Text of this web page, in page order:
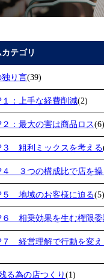
テゴリ
り言(39)
１：上手な経費削減(2)
２：最大の害は商品ロス(6)
３ 粗利ミックスを考える
４ ３つの構成比で店を操
５ 地域のお客様に迫る(5)
６ 相乗効果を生む権限委
７ 経営理解で行動を変
る為の店つくり (1)